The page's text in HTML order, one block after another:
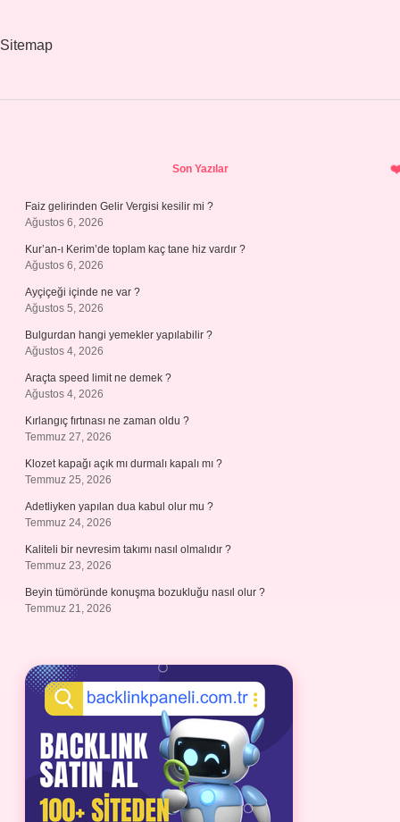
Sitemap
Son Yazılar
Faiz gelirinden Gelir Vergisi kesilir mi ?
Ağustos 6, 2026
Kur’an-ı Kerim’de toplam kaç tane hiz vardır ?
Ağustos 6, 2026
Ayçiçeği içinde ne var ?
Ağustos 5, 2026
Bulgurdan hangi yemekler yapılabilir ?
Ağustos 4, 2026
Araçta speed limit ne demek ?
Ağustos 4, 2026
Kırlangıç fırtınası ne zaman oldu ?
Temmuz 27, 2026
Klozet kapağı açık mı durmalı kapalı mı ?
Temmuz 25, 2026
Adetliyken yapılan dua kabul olur mu ?
Temmuz 24, 2026
Kaliteli bir nevresim takımı nasıl olmalıdır ?
Temmuz 23, 2026
Beyin tümöründe konuşma bozukluğu nasıl olur ?
Temmuz 21, 2026